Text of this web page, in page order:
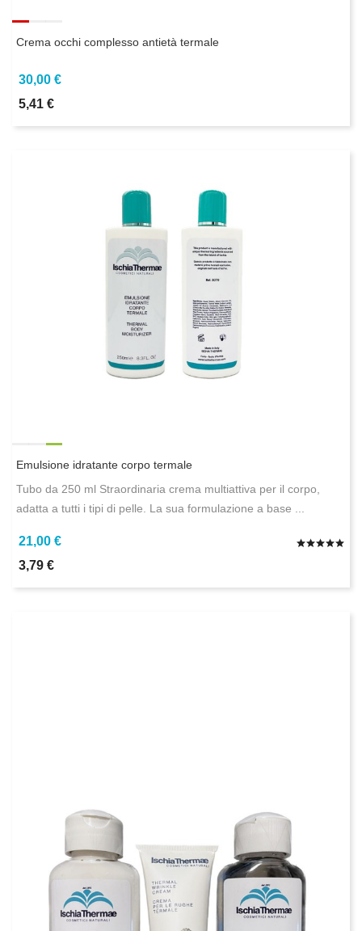
Crema occhi complesso antietà termale
30,00 €
5,41 €
Emulsione idratante corpo termale
Tubo da 250 ml Straordinaria crema multiattiva per il corpo,
adatta a tutti i tipi di pelle. La sua formulazione a base ...
21,00 €
3,79 €